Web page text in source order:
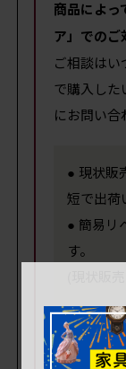
商品によっ
ア」でのご
ご相談はい
で購入した
にお問い合
● 現状販
短で出荷
● 簡易リ
す。
※現状販売
確認や追加